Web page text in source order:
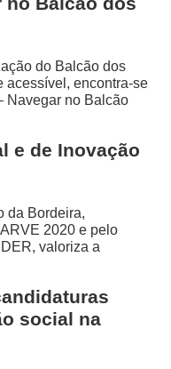
do Balcão dos
acessível, encontra-se
Navegar no Balcão
e de Inovação
da Bordeira,
2020 e pelo
valoriza a
social na